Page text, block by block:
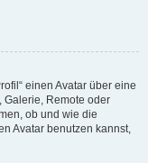
einen Avatar über eine
Galerie, Remote oder
ob und wie die
Avatar benutzen kannst,